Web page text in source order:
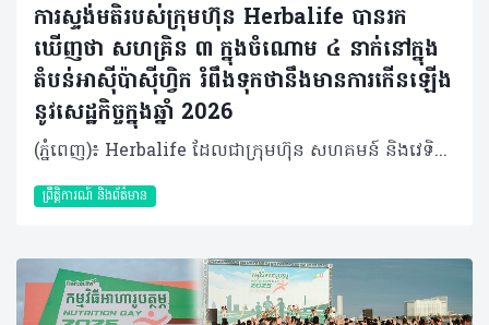
ការស្ទង់មតិរបស់ក្រុមហ៊ុន Herbalife បានរក
ឃើញថា សហគ្រិន ៣ ក្នុងចំណោម ៤ នាក់នៅក្នុង
តំបន់អាស៊ីប៉ាស៊ីហ្វិក រំពឹងទុកថានឹងមានការកើនឡើង
នូវសេដ្ឋកិច្ចក្នុងឆ្នាំ 2026
(ភ្នំពេញ)៖ Herbalife ដែលជាក្រុមហ៊ុន សហគមន៍ និងវេទិកាភ្ជាប់ទំនាក់ទំនង លំដាប់ថ្នាក់ពិភពលោក ផ្នែកសុខភាព និងសុខុមាលភាព បានចេញផ្សាយលទ្ធផលពីការស្ទង់មតិស្តីពីការផ្តល់អំណាចផ្នែកសុខភាព និងសេដ្ឋកិច្ចនៅក្នុងតំបន់អាស៊ីប៉ាស៊ីហ្វិក (APAC) ឆ្នាំ២០២៥ (Asia Pacific Health and Economic Empowerment Survey 2025)។ លទ្ធផលបានបង្ហាញពីសុទិដ្ឋិនិយមផ្នែកសេដ្ឋកិច្ចយ៉ាងខ្លាំងក្នុងចំណោមសហគ្រិន ដោយក្នុងនោះសហគ្រិន ៣ នាក់ក្នុងចំណោម ៤ នាក់ (៧៤%) រំពឹងថាសុខុមាលភាពសេដ្ឋកិច្ចរបស់ពួកគេនឹងប្រសើរឡើងក្នុងរយៈពេល ១២ ខែខាងមុខនេះ បើប្រៀបធៀបទៅនឹងអ្នកដែលមិនមែនជាសហគ្រិនដែលមានត្រឹមតែពាក់កណ្តាល (៤៨%) ប៉ុណ្ណោះ ដែលមានទស្សនៈដូចគ្នានេះ។ ការស្ទង់មតិនេះក៏បានបង្ហាញឱ្យឃើញពីកម្រិតនៃ 'ភាពម្ចាស់ការលើខ្លួនឯង' ទាំងផ្នែកសេដ្ឋកិច្ច និងសុខភាព ក្នុងចំណោមសហគ្រិន ដែលមានអត្រាខ្ពស់ជាងគួរឱ្យកត់សម្គាល់ បើធៀបនឹងអ្នកដែលមិនមែនជាសហគ្រិននៅក្នុងតំបន់។ 'ភាពម្ចាស់ការ' ត្រូវបានកំណត់ថាជាសមត្ថភាពក្នុងការធ្វើការសម្រេចចិត្តដោយផ្អែកលើព័ត៌មានច្បាស់លាស់ ដើម្បីពង្រឹងសុខុមាលភាពរាងកាយ ផ្លូវចិត្ត និងអារម្មណ៍ (ដែលសំដៅទៅលើ ភាពម្ចាស់ការផ្នែកសុខភាព) និងការកែលម្អស្ថានភាពហិរញ្ញវត្ថុរបស់បុគ្គលម្នាក់ៗ (ដែលសំដៅទៅលើ ភាពម្ចាស់ការផ្នែកសេដ្ឋកិច្ច) ដែលកម្រិតទាំងនេះមានខ្ពស់ជាង ១៧ ភាគរយ ក្នុងចំណោមសហគ្រិនដែលបានចូលរួមក្នុងការស្ទង់មតិ។ នេះបញ្ជាក់ឱ្យឃើញថាសហគ្រិនទាំងនោះមានការគ្រប់គ្រងសុខភាព និងសុខុមាលភាពសេដ្ឋកិច្ចរបស់ពួកគេបានល្អ។ លោក Thomas Harms នាយកគ្រប់គ្រងប្រចាំតំបន់អាស៊ីប៉ាស៊ីហ្វិកនៃក្រុមហ៊ុន Herbalife បានមានប្រសាសន៍ថា “ផ្ទុយទៅនឹងជំនឿដ៏ពេញនិយមដែលថាសហគ្រិនភាពគឺពោរពេញទៅដោយស្ត្រេស បើយោងទៅតាមការស្ទង់មតិនេះបង្ហាញថាសហគ្រិន មានភាពសុទិដ្ឋិនិយមផ្នែកសេដ្ឋកិច្ច មានទំនុកចិត្ត និងមានម្ចាស់ការទៅលើហិរញ្ញវត្ថុច្បាស់លាស់។ នៅក្នុងស្ថានភាពសេដ្ឋកិច្ចបច្ចុប្បន្ន មនុស្សជាច្រើនកំពុងស្វែងរកមធ្យោបាយបង្កើតប្រភពចំណូលបន្ថែម។ ក្រុមហ៊ុន Herbalife ប្តេជ្ញាគាំទ្រពួកគេដោយជួយពង្រឹងសុខភាព និងសុខុមាលភាពរបស់ពួកគេ ព្រមទាំងផ្តល់ឱកាសសម្រាប់អ្នកដែលចង់បង្កើតអាជីវកម្មសម្រាប់ខ្លួនឯង ក្នុងនាមជាអ្នកចែកចាយឯករាជ្យ”។ ការស្ទង់មតិនេះត្រូវបានធ្វើឡើងក្នុងខែតុលា ដោយមានអ្នកចូលរួម ៨,៥០៥ នាក់ (ក្នុងនោះមានសហគ្រិន ២,២៤៥ នាក់) មកពី ១១ ប្រទេសក្នុងតំបន់រួមមាន៖ អូស្ត្រាលី ហុងកុង ឥណ្ឌូនេស៊ី ជប៉ុន កូរ៉េ ម៉ាឡេស៊ី ហ្វីលីពីន សិង្ហបុរី តៃវ៉ាន់ ថៃ និងវៀតណាម។ សហគ្រិនបង្ហាញទំនុកចិត្តខ្ពស់លើសុខុមាលភាពសេដ្ឋកិច្ចរបស់ខ្លួន នៅទូទាំងតំបន់ សហគ្រិនមានទំនោរមើលឃើញស្ថានភាពសេដ្ឋកិច្ចរបស់ពួកគេក្នុងផ្លូវវិជ្ជមាន។ ក្នុងនោះមានសហគ្រិន ៤៣% បានវាយតម្លៃស្ថានភាពសេដ្ឋកិច្ចបច្ចុប្បន្នរបស់ពួកគេថាស្ថិតក្នុងកម្រិត "ល្អ" ខណៈដែលអ្នកមិនមែនជាសហគ្រិនមានត្រឹមតែ ២៥% ប៉ុណ្ណោះដែលយល់ឃើញបែបនេះ។ ចំពោះការរំពឹងទុកទៅថ្ងៃមុខវិញ សហគ្រិនរហូតដល់ ៧៤% រំពឹងថាស្ថានភាពសេដ្ឋកិច្ចរបស់ពួកគេនឹងប្រសើរឡើងក្នុងរយៈពេល ១២ ខែខាងមុខ ក្នុងពេលដែលអ្នកមិនមែនជាសហគ្រិនមានចំនួនមិនដល់ពាក់កណ្តាល (៤៨%) ផង ដែលមានទំនុកចិត្តក្នុងកម្រិតដូចគ្នានេះ។ បុគ្គលដែលជាសហគ្រិនក៏បានបង្ហាញសុទិដ្ឋិនិយមផងដែរ ក្នុងការសម្រេចឱ្យបាននូវគោលដៅរបស់ពួកគេ៖ គោលដៅរយៈពេលខ្លី (១២ ខែ)៖ ពាក់កណ្តាលនៃសហគ្រិន (៥០%) មានទំនុកចិត្តថានឹងសម្រេចបានគោលដៅសេដ្ឋកិច្ចរបស់ខ្លួន ដែលចំនួននេះខ្ពស់ជាងអ្នកមិនមែនជាសហគ្រិនរហូតដល់ ២៣ ភាគរយ។ គោលដៅរយៈពេលវែង (៥ ឆ្នាំ)៖ ៥១% នៃសហគ្រិនមានទំនុកចិត្តថានឹងសម្រេចបានគោលដៅក្នុងរយៈពេល ៥ ឆ្នាំខាងមុខ ដែលខ្ពស់ជាងអ្នកដែលមិនមែនជាសហគ្រិនចំនួន ២១ ភាគរយ។ ភាពម្ចាស់ការលើខ្លួនឯង ទាំងផ្នែកសេដ្ឋកិច្ច និងសុខភាពក្នុងចំណោមសហគ្រិនក្នុងតំបន់អាស៊ីប៉ាស៊ីហ្វិក ក្រៅពីភាពជឿជាក់ និងសុទិដ្ឋិនិយមចំពោះស្ថានភាពសេដ្ឋកិច្ចបច្ចុប្បន្ន និងទៅថ្ងៃអនាគត លទ្ធផលក៏បានបង្ហាញផងដែរថា សហគ្រិនក្នុងតំបន់អាស៊ីប៉ាស៊ីហ្វិកមាន "ភាពម្ចាស់ការលើខ្លួនឯង" ទាំងផ្នែកសេដ្ឋកិច្ច និងសុខភាព។ ៦ នាក់ ក្នុងចំណោម ១០ នាក់ ឬស្មើរនឹង ៥៩% នៃសហគ្រិនដែលចូលរួមការអង្កេតនេះបាននិយាយថា ពួកគេយល់ថាខ្លួនមានសមត្ថភាពជាម្ចាស់ការក្នុងការសម្រេចចិត្ត ដើម្បីកែលម្អស្ថិរភាពហិរញ្ញវត្ថុ និងសុខុមាលភាពសេដ្ឋកិច្ចរបស់ខ្លួន ដែលចំនួននេះគឺខ្ពស់ជាង ១៨ ភាគរយ បើធៀបទៅនឹងអ្នកមិនមែនជាសហគ្រិនដែលមានត្រឹម ៣៩%។ ភាពម្ចាស់ការលើផ្នែកសុខភាពក៏មានកម្រិតខ្ពស់ដូចគ្នាដែរក្នុងចំណោមសហគ្រិន ដោយមានរហូតដល់ ៦៥% ដែលយល់ថាខ្លួនមានសមត្ថភាពម្ចាស់ការលើខ្លួនឯង បើធៀបនឹងអ្នកមិនមែនជាសហគ្រិនដែលមានត្រឹមតែ ៤៨%។ ភាពម្ចាស់ការលើខ្លួនឯងនេះហើយ ដែលអាចពន្យល់បានថា ហេតុអ្វីបានជាសហគ្រិនបង្ហាញទំនុកចិត្តខ្ពស់ក្នុងការសម្រេចឱ្យបាននូវគោលដៅសុខភាពរបស់ពួកគេក្នុងរយៈពេល ១២ ខែខាងមុខ។ ច្រើនជាងពាក់កណ្តាល (៥៦%) នៃសហគ្រិន ជឿជាក់ថាពួកគេអាចសម្រេចបាននូវគោលដៅសុខភាពក្នុងរយៈពេល ១២ ខែខាងមុខ ខណៈដែលអ្នកមិនមែនជាសហគ្រិនមានត្រឹមតែ ៣៣% ប៉ុណ្ណោះដែលជឿជាក់បែបនេះ។ ទំនាក់ទំនងរវាងសុខភាព និងសេដ្ឋកិច្ច ការរកឃើញនេះបង្ហាញឱ្យឃើញកាន់តែច្បាស់ពីចំណងទាក់ទងគ្នាយ៉ាងជិតស្និទ្ធនៃភាពជាម្ចាស់ការទៅលើ សុខភាព និង សេដ្ឋកិច្ច។ អ្នកដែលមានសមត្ថភាពពេញលេញក្នុងការពង្រឹងស្ថានភាពហិរញ្ញវត្ថុរបស់ខ្លួន ក៏ច្រើនតែមានទំនុកចិត្តខ្ពស់ក្នុងការថែទាំសុខភាពរបស់ពួកគេដូចគ្នា។ នេះមានន័យថាភាពជឿជាក់លើការគ្រប់គ្រងលុយកាក់ និងភាពជឿជាក់លើការគ្រប់គ្រងសុខភាព គឺតែងតែដើរទន្ទឹមគ្នា។ ដោយសារមានការម្ចាស់ការទៅលើការសម្រេចចិត្ត ការកំណត់គោលដៅ ការបែងចែកពេលវេលា និងធនធាន ព្រមទាំងជម្រើសនៃការរស់នៅ សហគ្រិនជឿជាក់ថាខ្លួនមានសក្ដានុពលដើម្បីធ្វើឱ្យបំណងប្រាថ្នាក្លាយជាការពិត។ ភាពម្ចាស់ការលើខ្លួនឯងនេះហើយដែលជួយបង្កើនទំនុកចិត្ត និងនាំមកនូវលទ្ធផលល្អទាំងផ្នែកសុខភាព និងសេដ្ឋកិច្ច។ វាជាភស្តុតាងបញ្ជាក់ថា នៅពេលដែលយើងចេះគ្រប់គ្រងការសម្រេចចិត្តលើសុខភាព និងសេដ្ឋកិច្ចដោយខ្លួនឯង យើងនឹងអាចផ្លាស់ប្តូរទាំងអនាគត និងជីវិតរស់នៅឱ្យកាន់តែប្រសើរឡើង។ អំពីក្រុមហ៊ុន Herbalife ក្រុមហ៊ុន Herbalife (NYSE: HLF) គឺជាក្រុមហ៊ុនសុខភាព និងសុខុមាលភាពឈានមុខគេ និងជាសហគមន៍ដែលកំពុងផ្លាស់ប្តូរជីវិតរបស់មនុស្សជាមួយនឹងផលិតផលអាហារូបត្ថម្ភដ៏អស្ចារ្យ និងជាឱកាសអាជីវកម្មសម្រាប់សមាជិកឯករាជ្យរបស់ខ្លួនចាប់តាំងពីឆ្នាំ 1980។ ក្រុមហ៊ុនផ្តល់ជូននូវផលិតផលដែលគាំទ្រដោយវិទ្យាសាស្រ្តដល់អ្នកប្រើប្រាស់នៅក្នុងទីផ្សារជាង 90។ តាមរយៈសមាជិកឯករាជ្យដែលផ្តល់ជូននូវការបណ្តុះបណ្តាលមួយទល់មួយ និងផ្តល់ការគាំទ្រសហគមន៍ដោយបំផុសគំនិតឱ្យអតិថិជនប្រកាន់ខ្ជាប់នូវរបៀបរស់នៅដែលមានភាពសកម្ម។
ព្រឹត្តិការណ៍ និងព័ត៌មាន